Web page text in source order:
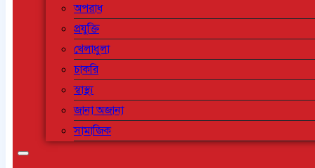
অপরাধ
প্রযুক্তি
খেলাধুলা
চাকরি
স্বাস্থ্য
জানা অজানা
সামাজিক